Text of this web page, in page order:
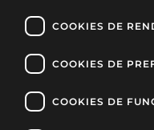
SERVICIO AL
Condiciones de
Cambios y
COOKIES DE
COOKIES DE
COOKIES DE